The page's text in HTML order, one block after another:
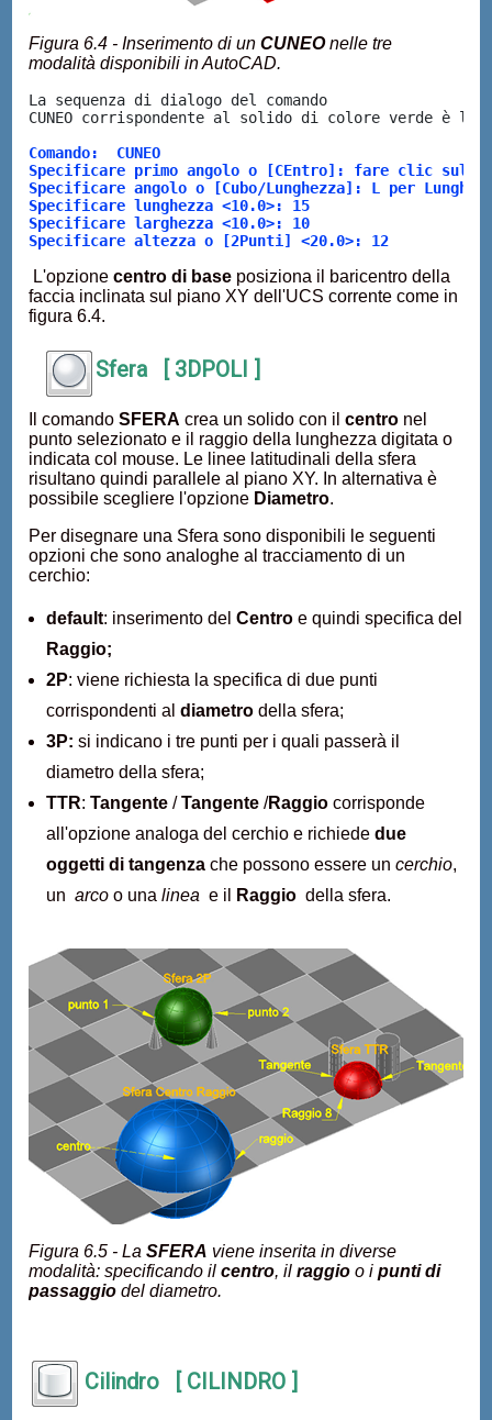
Figura 6.4 - Inserimento di unCUNEOnelle tre
modalità disponibili in AutoCAD.
La sequenza di dialogo del comando
CUNEO corrispondente al solido di colore verde è la
Comando:  CUNEO
Specificare primo angolo o [CEntro]: fare clic sul
Specificare angolo o [Cubo/Lunghezza]: L per
Specificare lunghezza <10.0>: 15
Specificare larghezza <10.0>: 10
Specificare altezza o [2Punti] <20.0>: 12
L'opzionecentro di base posiziona il baricentro della
faccia inclinata sul piano XY dell'UCS corrente come in
figura 6.4.
Sfera [ 3DPOLI ]
Il comandoSFERA crea un solido con ilcentro nel
punto selezionato e il raggio della lunghezza digitata o
indicata col mouse. Le linee latitudinali della sfera
risultano quindi parallele al piano XY. In alternativa è
possibile scegliere l'opzione Diametro.
Per disegnare una Sfera sono disponibili le seguenti
opzioni che sono analoghe al tracciamento di un
cerchio:
default: inserimento delCentro e quindi specifica del
Raggio;
2P: viene richiesta la specifica di due punti
corrispondenti aldiametro della sfera;
3P:si indicano i tre punti per i quali passerà il
diametro della sfera;
TTR:Tangente /Tangente /Raggio corrisponde
all'opzione analoga del cerchio e richiededue
oggetti di tangenza che possono essere uncerchio,
unarco o unalinea e il Raggio della sfera.
Figura 6.5 - LaSFERA viene inserita in diverse
modalità: specificando ilcentro, ilraggio o ipunti di
passaggio del diametro.
Cilindro [ CILINDRO ]